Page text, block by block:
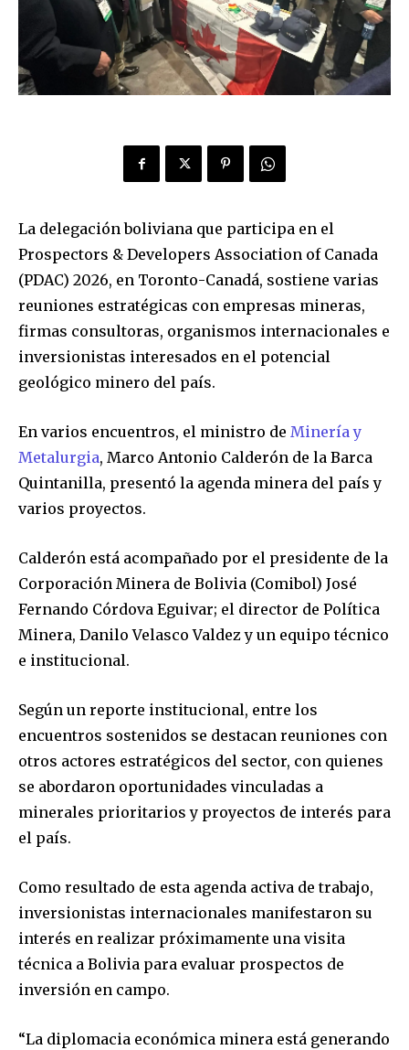
La delegación boliviana que participa en el
Prospectors & Developers Association of Canada
(PDAC) 2026, en Toronto-Canadá, sostiene varias
reuniones estratégicas con empresas mineras,
firmas consultoras, organismos internacionales e
inversionistas interesados en el potencial
geológico minero del país.
En varios encuentros, el ministro de Minería y
Metalurgia, Marco Antonio Calderón de la Barca
Quintanilla, presentó la agenda minera del país y
varios proyectos.
Calderón está acompañado por el presidente de la
Corporación Minera de Bolivia (Comibol) José
Fernando Córdova Eguivar; el director de Política
Minera, Danilo Velasco Valdez y un equipo técnico
e institucional.
Según un reporte institucional, entre los
encuentros sostenidos se destacan reuniones con
otros actores estratégicos del sector, con quienes
se abordaron oportunidades vinculadas a
minerales prioritarios y proyectos de interés para
el país.
Como resultado de esta agenda activa de trabajo,
inversionistas internacionales manifestaron su
interés en realizar próximamente una visita
técnica a Bolivia para evaluar prospectos de
inversión en campo.
“La diplomacia económica minera está generando